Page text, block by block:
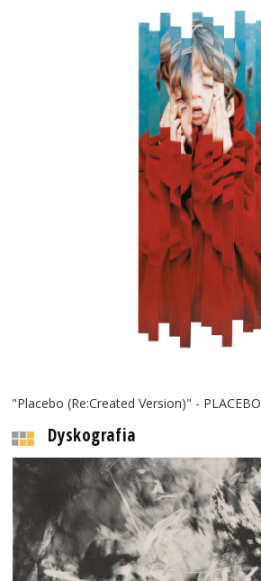
"Placebo (Re:Created Version)" - PLACEBO
Dyskografia